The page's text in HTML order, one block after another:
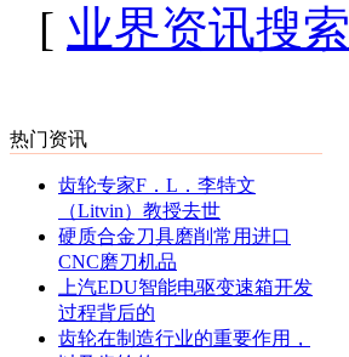
[ 业界资讯搜索
热门资讯
齿轮专家F．L．李特文
（Litvin）教授去世
硬质合金刀具磨削常用进口
CNC磨刀机品
上汽EDU智能电驱变速箱开发
过程背后的
齿轮在制造行业的重要作用，